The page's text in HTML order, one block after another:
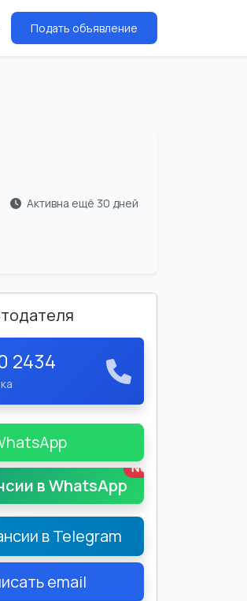
Подать объявление
Активна ещё 30 дней
2434
в WhatsApp
New
в Telegram
email